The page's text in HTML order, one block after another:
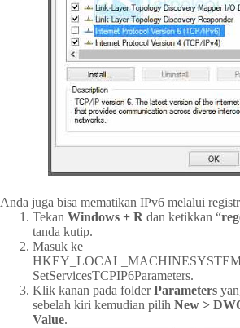
Anda juga bisa mematikan IPv6 melalui
Tekan Windows + R dan ketikkan “
tanda kutip.
Masuk ke
SetServicesTCPIP6Parameters.
Klik kanan pada folderParameters
sebelah kiri kemudian pilih New >
Value.